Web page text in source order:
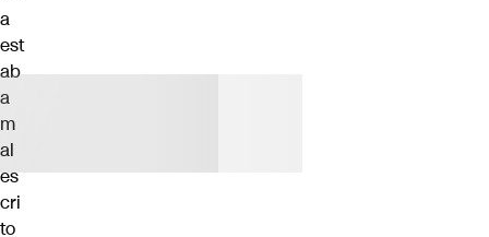
a
est
ab
a
m
al
es
cri
to